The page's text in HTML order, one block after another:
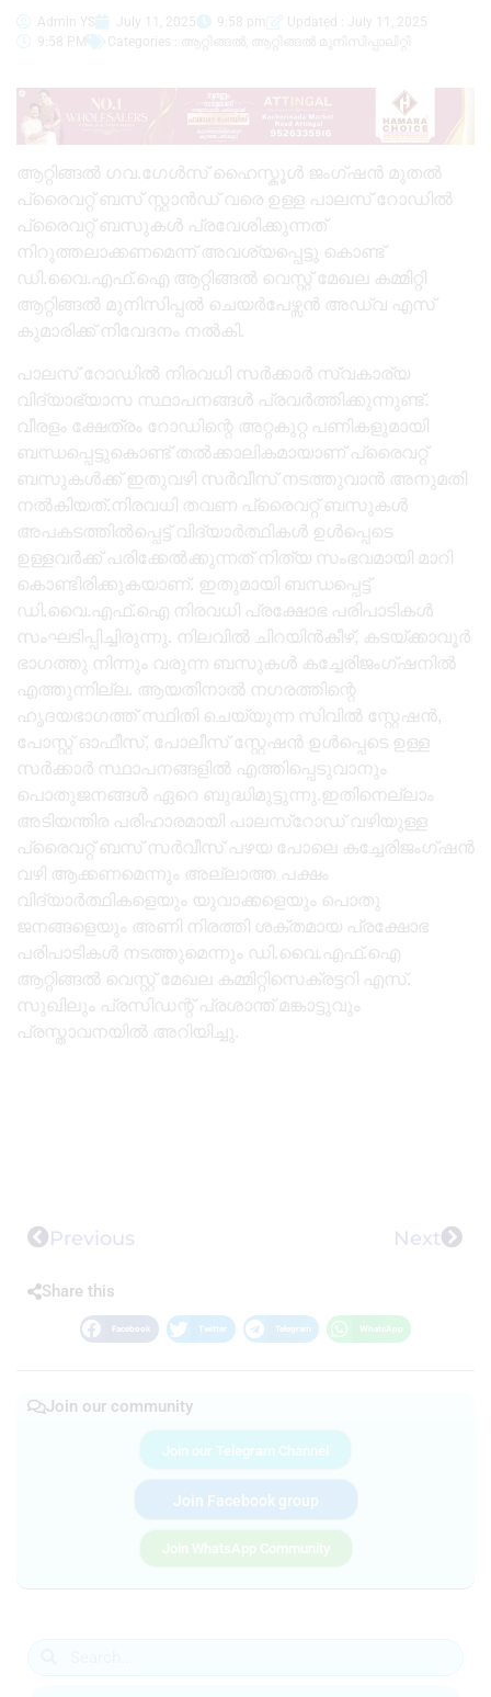
Admin YS July 11, 2025 9:58 pm
Updated : July 11, 2025
9:58 PM
Categories : ആറ്റിങ്ങൽ ആറ്റിങ്ങൽ മുനിസിപ്പാലിറ്റി
ആറ്റിങ്ങൽ ഗവ.ഗേൾസ് ഹൈസ്കൂൾ ജംഗ്ഷൻ മുതൽ
പ്രൈവറ്റ് ബസ് സ്റ്റാൻഡ് വരെ ഉള്ള പാലസ് റോഡിൽ
പ്രൈവറ്റ് ബസുകൾ പ്രവേശിക്കുന്നത്
നിറുത്തലാക്കണമെന്ന് അവശ്യപ്പെട്ടു കൊണ്ട്
ഡി.വൈ.എഫ്.ഐ ആറ്റിങ്ങൽ വെസ്റ്റ് മേഖല കമ്മിറ്റി
ആറ്റിങ്ങൽ മുനിസിപ്പൽ ചെയർപേഴ്സൻ അഡ്വ എസ്
കുമാരിക്ക് നിവേദനം നൽകി.
പാലസ് റോഡിൽ നിരവധി സർക്കാർ സ്വകാര്യ
വിദ്യാഭ്യാസ സ്ഥാപനങ്ങൾ പ്രവർത്തിക്കുന്നുണ്ട്.
വീരളം ക്ഷേത്രം റോഡിന്റെ അറ്റകുറ്റ പണികളുമായി
ബന്ധപ്പെട്ടുകൊണ്ട് തൽക്കാലികമായാണ് പ്രൈവറ്റ്
ബസുകൾക്ക് ഇതുവഴി സർവീസ് നടത്തുവാൻ അനുമതി
നൽകിയത്.നിരവധി തവണ പ്രൈവറ്റ് ബസുകൾ
അപകടത്തിൽപ്പെട്ട് വിദ്യാർത്ഥികൾ ഉൾപ്പെടെ
ഉള്ളവർക്ക് പരിക്കേൽക്കുന്നത് നിത്യ സംഭവമായി മാറി
കൊണ്ടിരിക്കുകയാണ്. ഇതുമായി ബന്ധപ്പെട്ട്
ഡി.വൈ.എഫ്.ഐ നിരവധി പ്രക്ഷോഭ പരിപാടികൾ
സംഘടിപ്പിച്ചിരുന്നു. നിലവിൽ ചിറയിൻകീഴ്, കടയ്ക്കാവൂർ
ഭാഗത്തു നിന്നും വരുന്ന ബസുകൾ കച്ചേരിജംഗ്ഷനിൽ
എത്തുന്നില്ല. ആയതിനാൽ നഗരത്തിന്റെ
ഹൃദയഭാഗത്ത് സ്ഥിതി ചെയ്യുന്ന സിവിൽ സ്റ്റേഷൻ,
പോസ്റ്റ്‌ ഓഫീസ്, പോലീസ് സ്റ്റേഷൻ ഉൾപ്പെടെ ഉള്ള
സർക്കാർ സ്ഥാപനങ്ങളിൽ എത്തിപ്പെടുവാനും
പൊതുജനങ്ങൾ ഏറെ ബുദ്ധിമുട്ടുന്നു.ഇതിനെല്ലാം
അടിയന്തിര പരിഹാരമായി പാലസ്റോഡ് വഴിയുള്ള
പ്രൈവറ്റ് ബസ് സർവീസ് പഴയ പോലെ കച്ചേരിജംഗ്ഷൻ
വഴി ആക്കണമെന്നും അല്ലാത്ത പക്ഷം
വിദ്യാർത്ഥികളെയും യുവാക്കളെയും പൊതു
ജനങ്ങളെയും അണി നിരത്തി ശക്തമായ പ്രക്ഷോഭ
പരിപാടികൾ നടത്തുമെന്നും ഡി.വൈ.എഫ്.ഐ
ആറ്റിങ്ങൽ വെസ്റ്റ് മേഖല കമ്മിറ്റിസെക്രട്ടറി എസ്.
സുഖിലും പ്രസിഡന്റ്‌ പ്രശാന്ത് മങ്കാട്ടുവും
പ്രസ്താവനയിൽ അറിയിച്ചു.
Previous Next
Share this
Facebook Twitter Telegram WhatsApp
Join our community
Join our Telegram Channel
Join Facebook group
Join WhatsApp Community